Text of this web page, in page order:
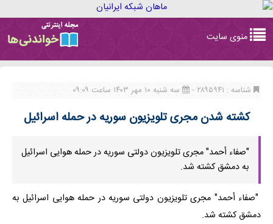
navigation
منوی سایت
شناسه : ۲۸۹۵۹۴۱ - سه شنبه ۱۰ مهر ۱۴۰۳ ساعت ۰۹:۰۹
کشته شدن مجری تلویزیون سوریه در حمله اسرائیل
"صفاء أحمد" مجری تلویزیون دولتی سوریه در حمله هوایی اسرائیل
به دمشق کشته شد.
"صفاء أحمد" مجری تلویزیون دولتی سوریه در حمله هوایی اسرائیل به
دمشق کشته شد.